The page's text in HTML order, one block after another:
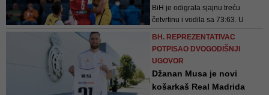
BiH je odigrala sjajnu treću
četvrtinu i vodila sa 73:63. U
držali prednost i na kraju slavili sa
BH. REPREZENTATIVAC
POTPISAO DVOGODIŠNJI
UGOVOR
Džanan Musa je novi
košarkaš Real Madrida